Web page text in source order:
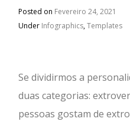
Posted on Fevereiro 24, 2021
Under Infographics,Templates
Se dividirmos a
duas categorias:
pessoas gostam de